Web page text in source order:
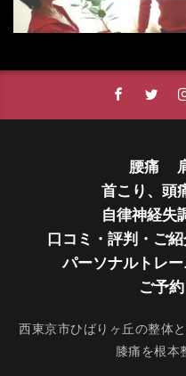
腰痛
首こり、頭
自律神経失
口コミ・評判・ご
パーソナルトレ
ご予
西東京市ひばりヶ丘の整体
膝痛を根本